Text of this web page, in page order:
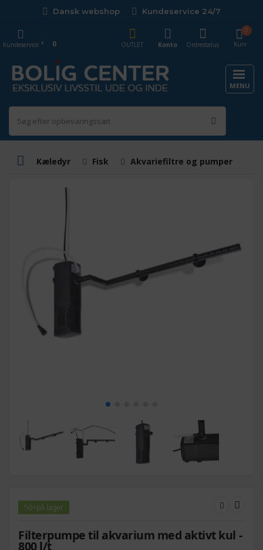
Dansk webshop Kundeservice 24/7
Kurv
0
OUTLET
Konto Ordrestatus
Kundeservice 0
MENU
Kæledyr Fisk Akvariefiltre og pumper
50+på lager
Filterpumpe til akvarium med aktivt kul -
800 l/t